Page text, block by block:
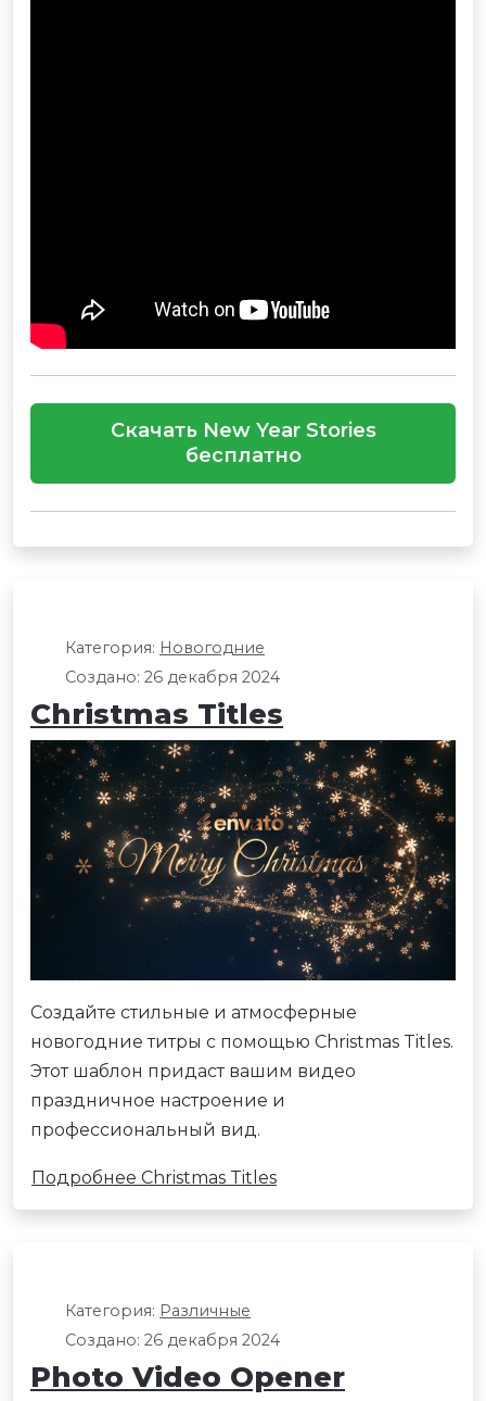
Скачать New Year Stories
бесплатно
Категория: Новогодние
Создано: 26 декабря 2024
Christmas Titles
Создайте стильные и атмосферные
новогодние титры с помощью Christmas Titles.
Этот шаблон придаст вашим видео
праздничное настроение и
профессиональный вид.
Подробнее Christmas Titles
Категория: Различные
Создано: 26 декабря 2024
Photo Video Opener